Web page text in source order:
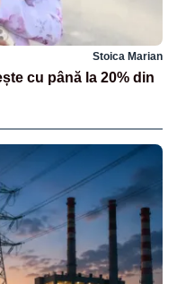
Stoica Marian
cu până la 20% din